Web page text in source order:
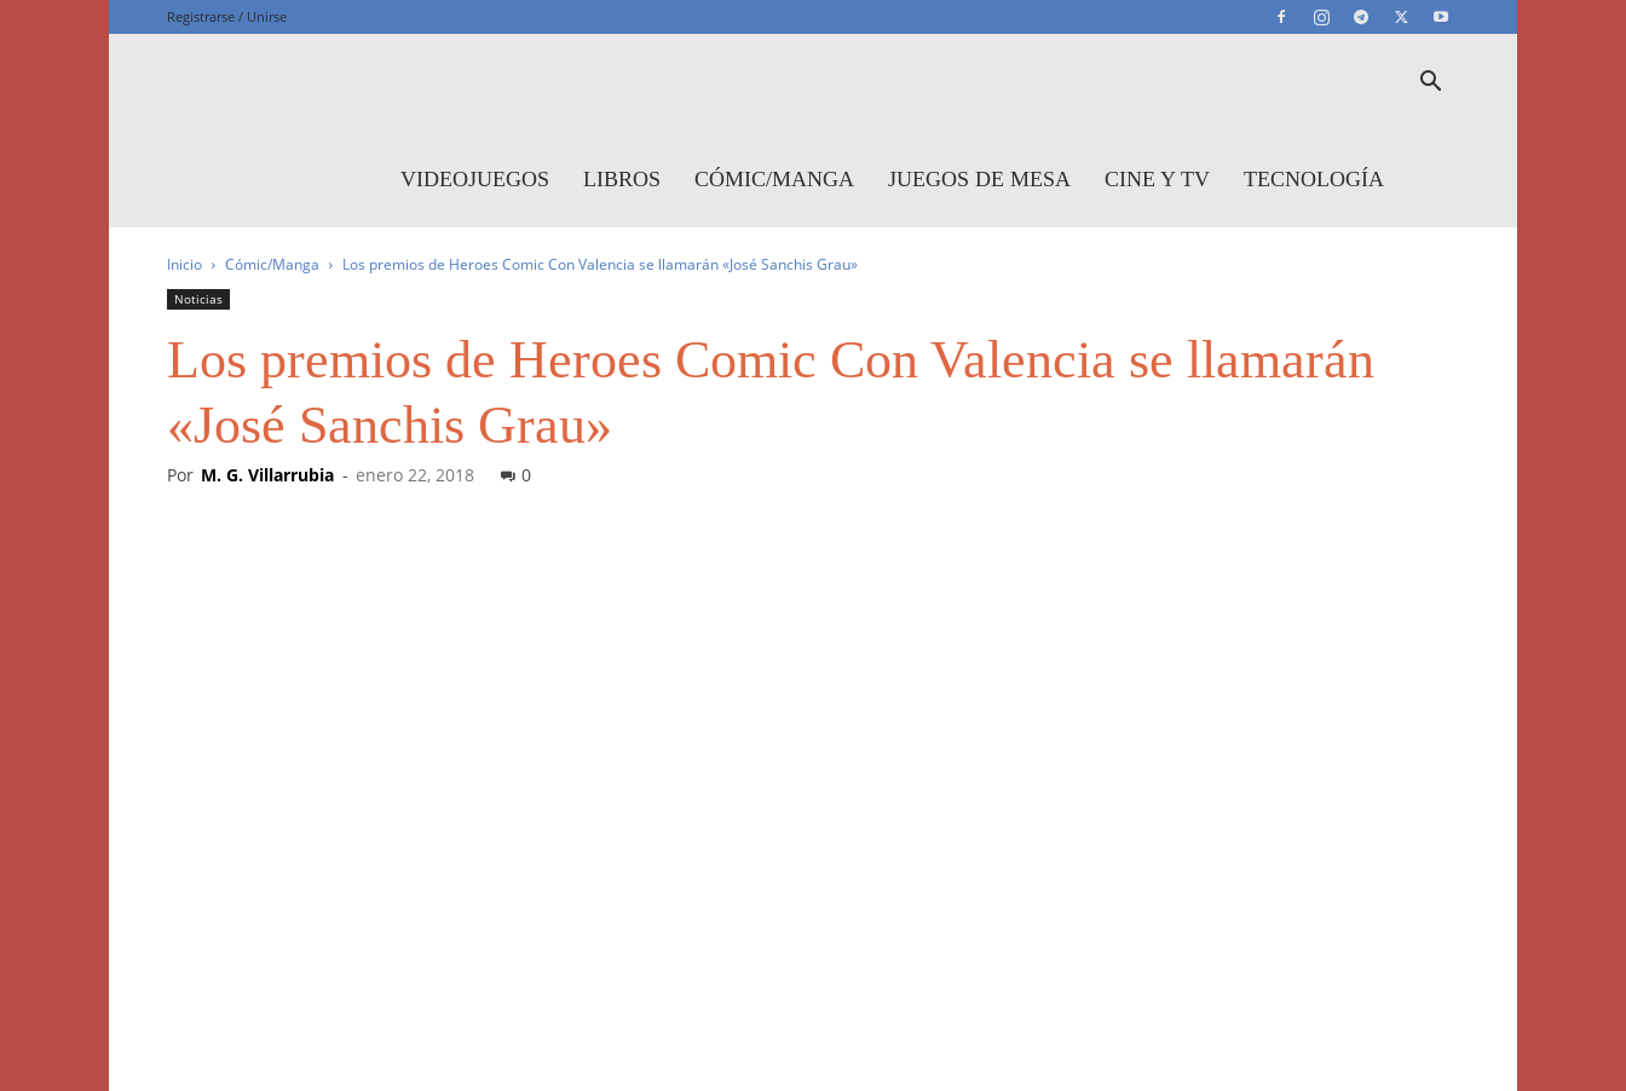
Registrarse / Unirse
VIDEOJUEGOS LIBROS CÓMIC/MANGA JUEGOS DE MESA CINE Y TV TECNOLOGÍA
Inicio Cómic/Manga Los premios de Heroes Comic Con Valencia se llamarán «José Sanchis Grau»
Noticias
Los premios de Heroes Comic Con Valencia se llamarán
«José Sanchis Grau»
Por M. G. Villarrubia - enero 22, 2018 0